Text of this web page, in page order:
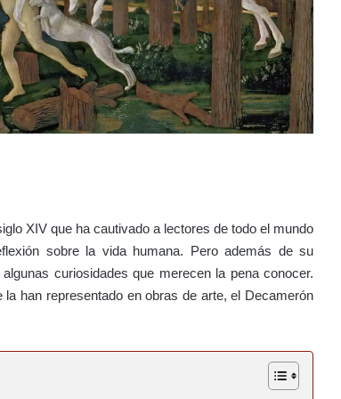
XIV que ha cautivado a lectores de todo el mundo
sobre la vida humana. Pero además de su
curiosidades que merecen la pena conocer.
han representado en obras de arte, el Decamerón